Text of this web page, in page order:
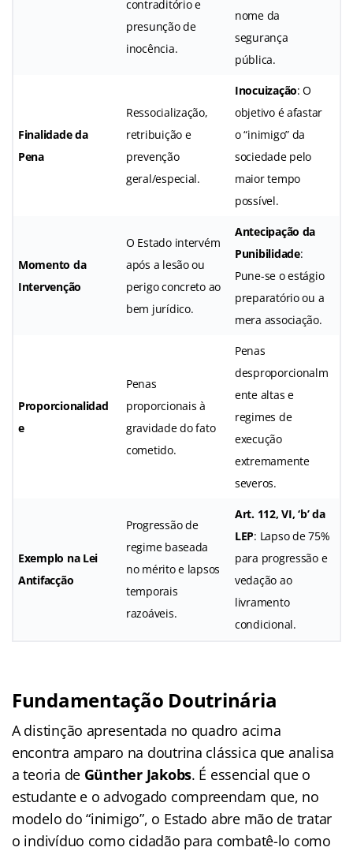
contraditório e
presunção de
inocência.
nome da
segurança
pública.
Finalidade da
Pena
Ressocialização,
retribuição e
prevenção
geral/especial.
Inocuização: O
objetivo é afastar
o “inimigo” da
sociedade pelo
maior tempo
possível.
Momento da
Intervenção
O Estado intervém
após a lesão ou
perigo concreto ao
bem jurídico.
Antecipação da
Punibilidade:
Pune-se o estágio
preparatório ou a
mera associação.
Proporcionalidad
e
Penas
proporcionais à
gravidade do fato
cometido.
Penas
desproporcionalm
ente altas e
regimes de
execução
extremamente
severos.
Exemplo na Lei
Antifacção
Progressão de
regime baseada
no mérito e lapsos
temporais
razoáveis.
Art. 112, VI, ‘b’ da
LEP: Lapso de 75%
para progressão e
vedação ao
livramento
condicional.
Fundamentação Doutrinária
A distinção apresentada no quadro acima
encontra amparo na doutrina clássica que analisa
a teoria de Günther Jakobs. É essencial que o
estudante e o advogado compreendam que, no
modelo do “inimigo”, o Estado abre mão de tratar
o indivíduo como cidadão para combatê-lo como